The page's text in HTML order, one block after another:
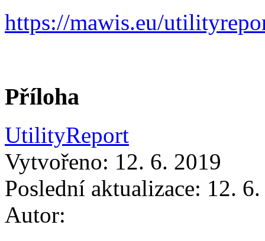
https://mawis.eu/
Příloha
UtilityReport
Vytvořeno: 12. 6. 2019
Poslední aktualizace: 12.
Autor: